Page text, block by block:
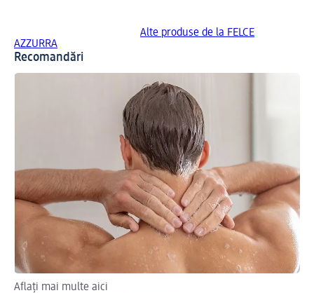
Alte produse de la FELCE
AZZURRA
Recomandări
Aflați mai multe aici